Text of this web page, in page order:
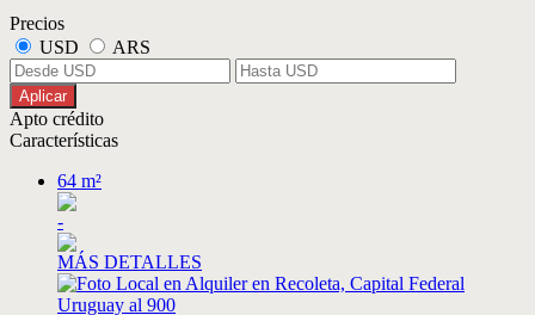
Precios
USD
ARS
Aplicar
Apto crédito
Características
64 m²
-
MÁS DETALLES